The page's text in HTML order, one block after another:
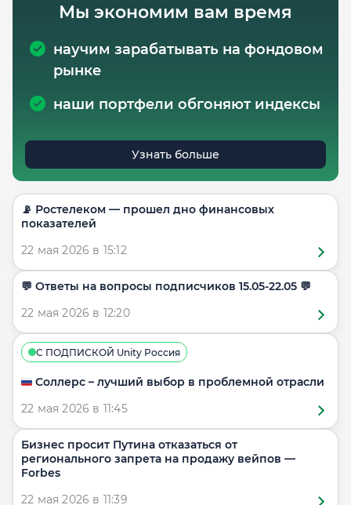
Мы экономим вам время
научим зарабатывать на фондовом
рынке
наши портфели обгоняют индексы
Узнать больше
📡 Ростелеком — прошел дно финансовых
показателей
22 мая 2026 в 15:12
​​💬 Ответы на вопросы подписчиков 15.05-22.05 💬
22 мая 2026 в 12:20
С ПОДПИСКОЙ Unity Россия
🇷🇺 Соллерс – лучший выбор в проблемной отрасли
22 мая 2026 в 11:45
Бизнес просит Путина отказаться от
регионального запрета на продажу вейпов —
Forbes
22 мая 2026 в 11:39